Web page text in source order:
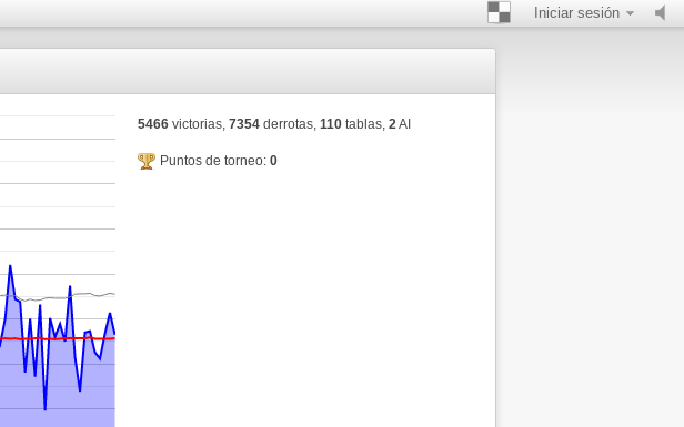
Iniciar sesión
5466victorias, 7354derrotas, 110tablas, 2AI
Puntos de torneo: 0